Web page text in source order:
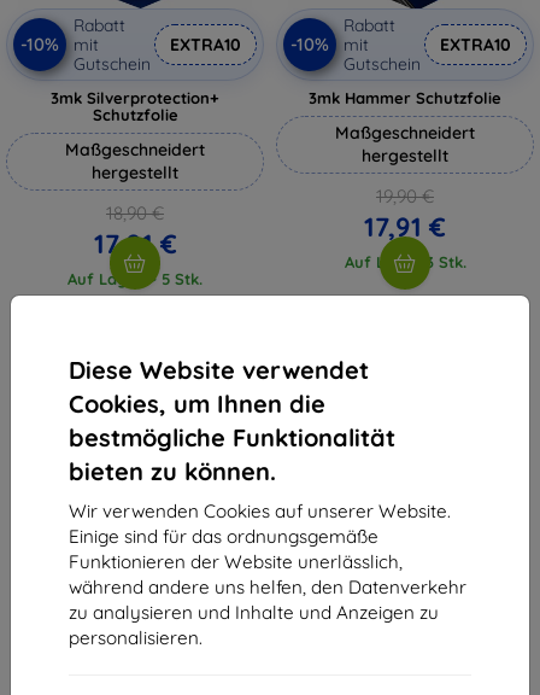
Diese Website verwendet
Cookies, um Ihnen die
bestmögliche Funktionalität
bieten zu können.
Wir verwenden Cookies auf unserer Website.
Einige sind für das ordnungsgemäße
Funktionieren der Website unerlässlich,
während andere uns helfen, den Datenverkehr
zu analysieren und Inhalte und Anzeigen zu
personalisieren.
-10%
Rabatt
mit
Gutschein
EXTRA10
3mk Silverprotection+
Schutzfolie
Maßgeschneidert
hergestellt
18,90 €
17,01 €
Auf Lager > 5 Stk.
-10%
Rabatt
mit
Gutschein
EXTRA10
3mk Hammer Schutzfolie
Maßgeschneidert
hergestellt
19,90 €
17,91 €
Auf Lager 3 Stk.
vom ganzen4.
Shield-Sk s.r.o.
Ulica Rudolfa Mocka 3750/2A